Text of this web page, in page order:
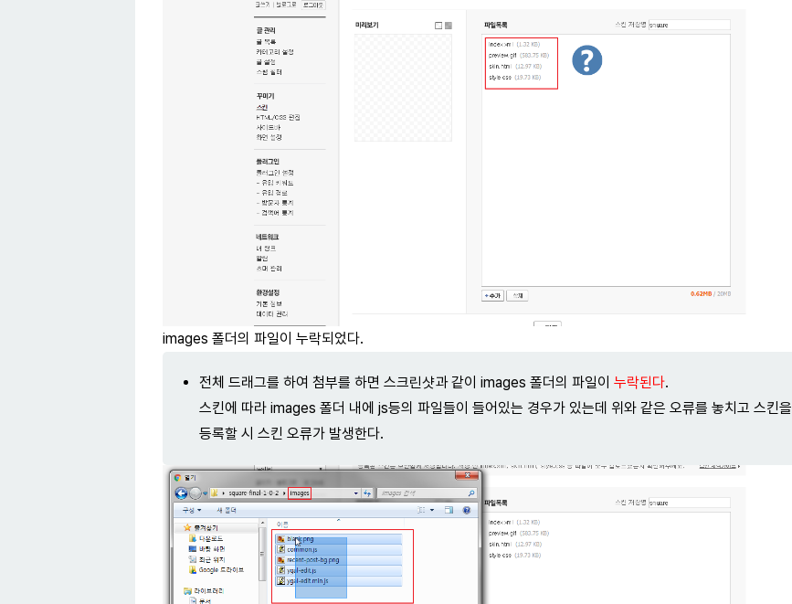
images 폴더의 파일이 누락되었다.
전체 드래그를 하여 첨부를 하면 스크린샷과 같이 images 폴더의 파일이 누락된다.
스킨에 따라 images 폴더 내에 js등의 파일들이 들어있는 경우가 있는데 위와 같은 오류를 놓치고 스킨을
등록할 시 스킨 오류가 발생한다.